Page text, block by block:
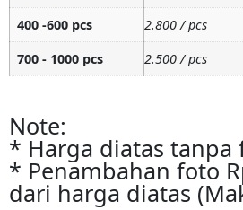
400 -600 pcs
2.800 / pcs
700 - 1000 pcs
2.500 / pcs
Note:
* Harga diatas tanpa
* Penambahan foto
dari harga diatas